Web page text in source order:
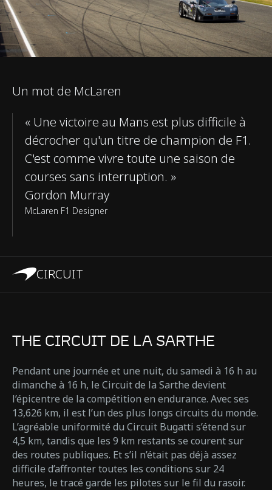
Un mot de McLaren
« Une victoire au Mans est plus difficile à
décrocher qu'un titre de champion de F1.
C'est comme vivre toute une saison de
courses sans interruption. »
Gordon Murray
McLaren F1 Designer
CIRCUIT
THE CIRCUIT DE LA SARTHE
Pendant une journée et une nuit, du samedi à 16 h au
dimanche à 16 h, le Circuit de la Sarthe devient
l’épicentre de la compétition en endurance. Avec ses
13,626 km, il est l’un des plus longs circuits du monde.
L’agréable uniformité du Circuit Bugatti s’étend sur
4,5 km, tandis que les 9 km restants se courent sur
des routes publiques. Et s’il n’était pas déjà assez
difficile d’affronter toutes les conditions sur 24
heures, le tracé garde les pilotes sur le fil du rasoir.